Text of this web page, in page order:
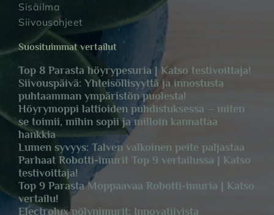
Sisäilma
Siivousohjeet
Suosituimmat vertailut
Top 8 Parasta höyrypesuria | Katso testivoittaja!
Siivouspäivä: Yhteisöllisyyttä ja innostusta
puhtaamman ympäristön puolesta!
Höyrymoppi lattioiden puhdistuksessa – miten
se toimii, mihin sopii ja milloin kannattaa
hankkia
Lumen syvyys: Talven valkoinen peite paljastaa
Parhaat Robotti-imurit Top 9 vertailussa | Katso
testivoittaja!
Top 9 Parasta Moppaavaa Robotti-imuria | Katso
vertailu!
Electrolux pölynimurit: Innovatiivista